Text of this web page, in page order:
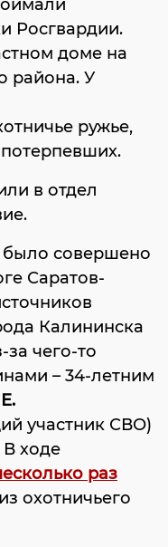
Росгвардии.
доме на
района. У
ружье,
в отдел
было совершено
Саратов-
Калининска
за чего-то
– 34-летним
Е.
участник СВО)
В ходе
раз
охотничьего